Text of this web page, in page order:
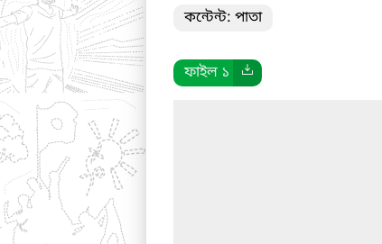
কন্টেন্ট: পাতা
ফাইল ১